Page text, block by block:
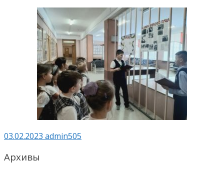
03.02.2023 admin505
Архивы